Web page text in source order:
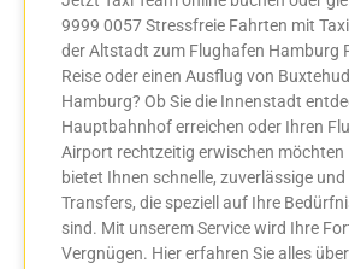
9999 0057 Stressfreie Fahrten mit
der Altstadt zum Flughafen Hamburg
Reise oder einen Ausflug von
Hamburg? Ob Sie die Innenstadt
Hauptbahnhof erreichen oder Ihren
Airport rechtzeitig erwischen möchten
bietet Ihnen schnelle, zuverlässige
Transfers, die speziell auf Ihre
sind. Mit unserem Service wird Ihre
Vergnügen. Hier erfahren Sie alles über